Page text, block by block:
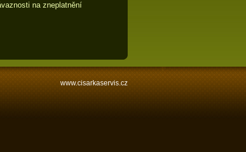
na zneplatnění
www.cisarkaservis.cz